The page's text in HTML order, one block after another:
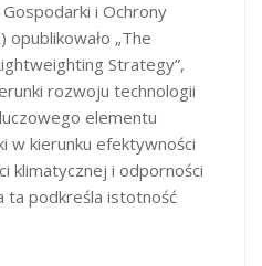
i Ochrony
opublikowało „The
Strategy”,
rozwoju technologii
elementu
w kierunku efektywności
klimatycznej i odporności
ta podkreśla istotność